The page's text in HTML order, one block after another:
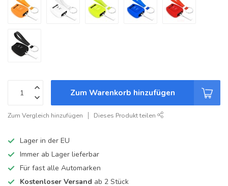
Zum Warenkorb hinzufügen
Zum Vergleich hinzufügen Dieses Produkt teilen
Lager in der EU
Immer ab Lager lieferbar
Für fast alle Automarken
Kostenloser Versand ab 2 Stück